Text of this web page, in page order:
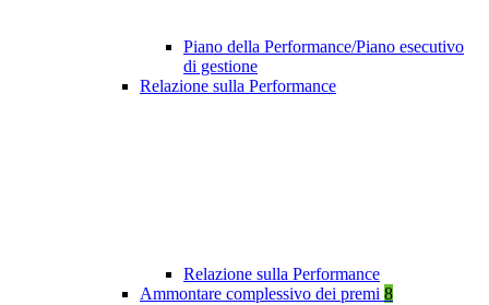
Piano della Performance/Piano esecutivo
di gestione
Relazione sulla Performance
Relazione sulla Performance
Ammontare complessivo dei premi 8